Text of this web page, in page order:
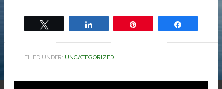
FILED UNDER: UNCATEGORIZED
Hoved